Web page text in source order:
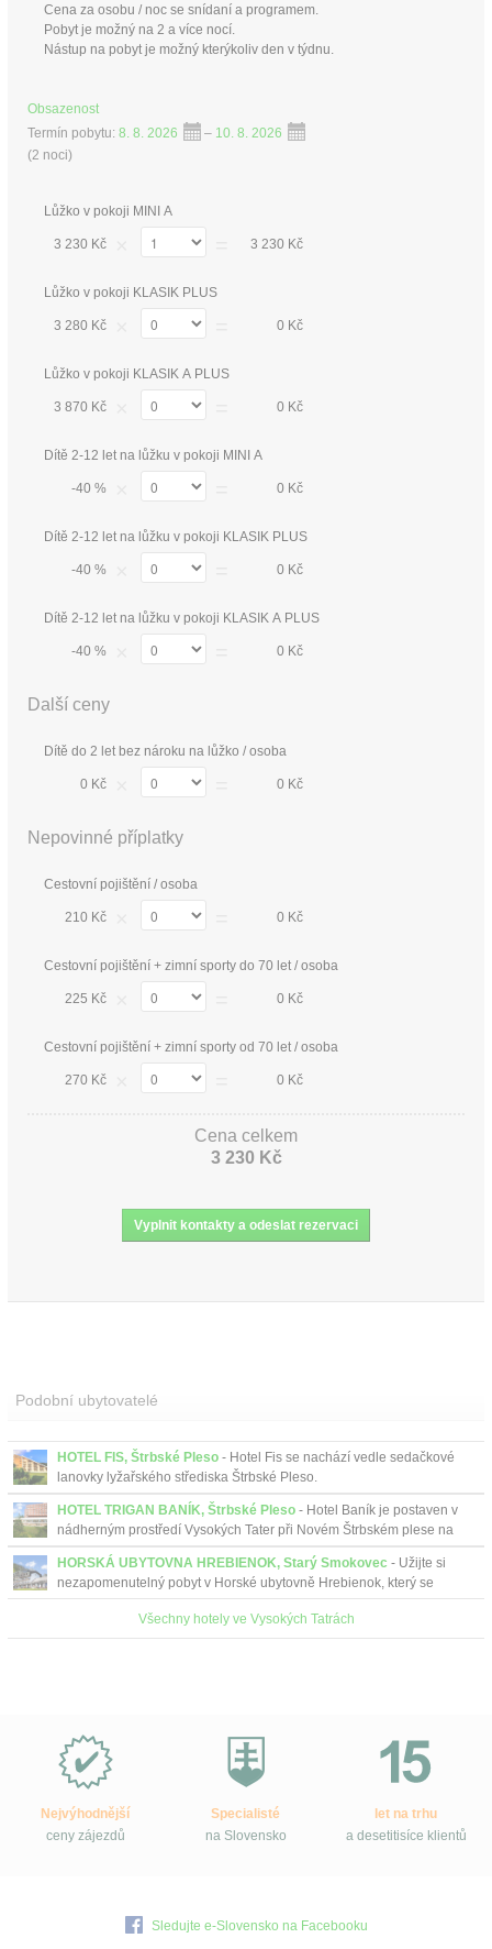
Cena za osobu / noc se snídaní a programem.
Pobyt je možný na 2 a více nocí.
Nástup na pobyt je možný kterýkoliv den v týdnu.
Obsazenost
Termín pobytu: 8. 8. 2026 – 10. 8. 2026
(2 noci)
Lůžko v pokoji MINI A
3 230 Kč 3 230 Kč
Lůžko v pokoji KLASIK PLUS
3 280 Kč 0 Kč
Lůžko v pokoji KLASIK A PLUS
3 870 Kč 0 Kč
Dítě 2-12 let na lůžku v pokoji MINI A
-40 % 0 Kč
Dítě 2-12 let na lůžku v pokoji KLASIK PLUS
-40 % 0 Kč
Dítě 2-12 let na lůžku v pokoji KLASIK A PLUS
-40 % 0 Kč
Další ceny
Dítě do 2 let bez nároku na lůžko / osoba
0 Kč 0 Kč
Nepovinné příplatky
Cestovní pojištění / osoba
210 Kč 0 Kč
Cestovní pojištění + zimní sporty do 70 let / osoba
225 Kč 0 Kč
Cestovní pojištění + zimní sporty od 70 let / osoba
270 Kč 0 Kč
Cena celkem
3 230 Kč
Podobní ubytovatelé
HOTEL FIS, Štrbské Pleso - Hotel Fis se nachází vedle sedačkové
lanovky lyžařského střediska Štrbské Pleso.
HOTEL TRIGAN BANÍK, Štrbské Pleso - Hotel Baník je postaven v
nádherným prostředí Vysokých Tater při Novém Štrbském plese na
území Tatranského národního parku, který je ne...
HORSKÁ UBYTOVNA HREBIENOK, Starý Smokovec - Užijte si
nezapomenutelný pobyt v Horské ubytovně Hrebienok, který se
nachází přímo nad horní stanicí pozemní lanovky ve Starém
Všechny hotely ve Vysokých Tatrách
Slovensko.cz?
Nejvýhodnější
ceny zájezdů
Specialisté
na Slovensko
let na trhu
a desetitisíce klientů
Sledujte e-Slovensko na Facebooku